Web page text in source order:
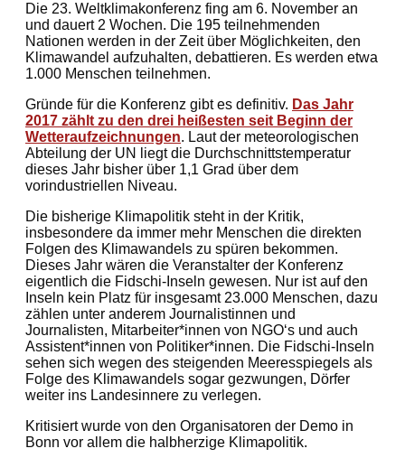
Die 23. Weltklimakonferenz fing am 6. November an
und dauert 2 Wochen. Die 195 teilnehmenden
Nationen werden in der Zeit über Möglichkeiten, den
Klimawandel aufzuhalten, debattieren. Es werden etwa
1.000 Menschen teilnehmen.
Gründe für die Konferenz gibt es definitiv. Das Jahr
2017 zählt zu den drei heißesten seit Beginn der
Wetteraufzeichnungen. Laut der meteorologischen
Abteilung der UN liegt die Durchschnittstemperatur
dieses Jahr bisher über 1,1 Grad über dem
vorindustriellen Niveau.
Die bisherige Klimapolitik steht in der Kritik,
insbesondere da immer mehr Menschen die direkten
Folgen des Klimawandels zu spüren bekommen.
Dieses Jahr wären die Veranstalter der Konferenz
eigentlich die Fidschi-Inseln gewesen. Nur ist auf den
Inseln kein Platz für insgesamt 23.000 Menschen, dazu
zählen unter anderem Journalistinnen und
Journalisten, Mitarbeiter*innen von NGO‘s und auch
Assistent*innen von Politiker*innen. Die Fidschi-Inseln
sehen sich wegen des steigenden Meeresspiegels als
Folge des Klimawandels sogar gezwungen, Dörfer
weiter ins Landesinnere zu verlegen.
Kritisiert wurde von den Organisatoren der Demo in
Bonn vor allem die halbherzige Klimapolitik.